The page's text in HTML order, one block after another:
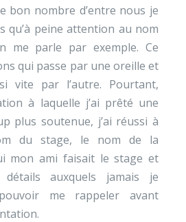
bon nombre d’entre nous je
qu’à peine attention au nom
me parle par exemple. Ce
qui passe par une oreille et
vite par l’autre. Pourtant,
à laquelle j’ai prêté une
plus soutenue, j’ai réussi à
du stage, le nom de la
mon ami faisait le stage et
détails auxquels jamais je
me rappeler avant